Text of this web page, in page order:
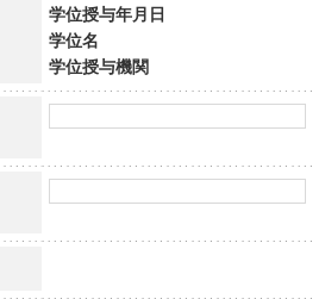
学位授与年月日
学位名
学位授与機関